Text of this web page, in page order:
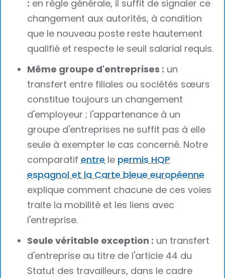
: en règle générale, il suffit de signaler ce
changement aux autorités, à condition
que le nouveau poste reste hautement
qualifié et respecte le seuil salarial requis.
Même groupe d'entreprises : un
transfert entre filiales ou sociétés sœurs
constitue toujours un changement
d'employeur ; l'appartenance à un
groupe d'entreprises ne suffit pas à elle
seule à exempter le cas concerné. Notre
comparatifentre le permis HQP
espagnol et la Carte bleue européenne
explique comment chacune de ces voies
traite la mobilité et les liens avec
l'entreprise.
Seule véritable exception : un transfert
d'entreprise au titre de l'article 44 du
Statut des travailleurs, dans le cadre